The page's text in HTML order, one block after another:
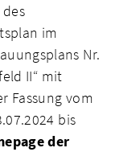
im
Nr.
II“ mit
Fassung vom
bis
der